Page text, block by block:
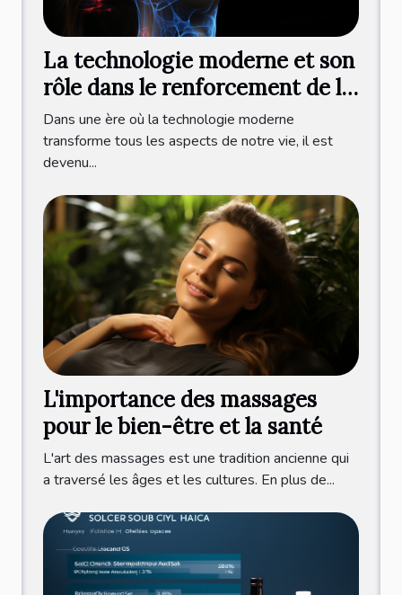
La technologie moderne et son
rôle dans le renforcement de la
mâchoire
Dans une ère où la technologie moderne
transforme tous les aspects de notre vie, il est
devenu...
L'importance des massages
pour le bien-être et la santé
L'art des massages est une tradition ancienne qui
a traversé les âges et les cultures. En plus de...